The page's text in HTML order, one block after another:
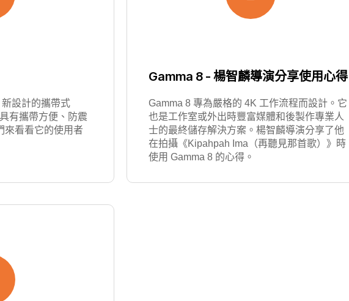
設計的攜帶式
有攜帶方便、防震
來看看它的使用者
Gamma 8 - 楊智麟導演分享使用心得
Gamma 8 專為嚴格的 4K 工作流程而設計。它
也是工作室或外出時豐富媒體和後製作專業人
士的最終儲存解決方案。楊智麟導演分享了他
在拍攝《Kipahpah Ima（再聽見那首歌）》時
使用 Gamma 8 的心得。